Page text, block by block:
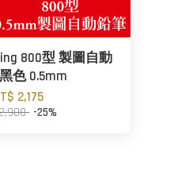
800型 製圖自動
色 0.5mm
2,175
-25%